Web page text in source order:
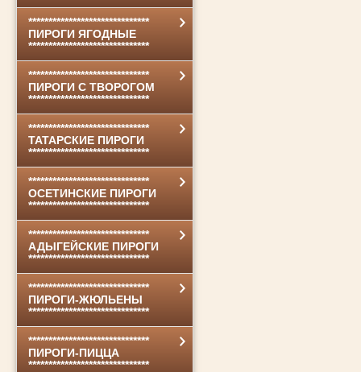
******************************
ПИРОГИ ЯГОДНЫЕ
******************************
******************************
ПИРОГИ С ТВОРОГОМ
******************************
******************************
ТАТАРСКИЕ ПИРОГИ
******************************
******************************
ОСЕТИНСКИЕ ПИРОГИ
******************************
******************************
АДЫГЕЙСКИЕ ПИРОГИ
******************************
******************************
ПИРОГИ-ЖЮЛЬЕНЫ
******************************
******************************
ПИРОГИ-ПИЦЦА
******************************